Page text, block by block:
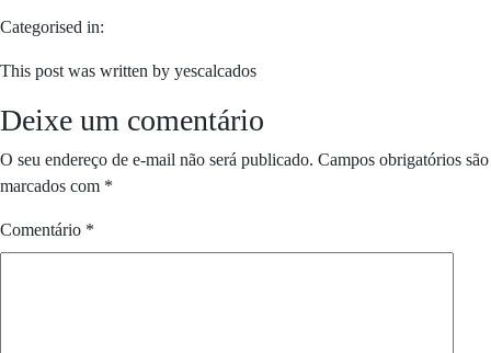
Categorised in:
This post was written by yescalcados
Deixe um comentário
O seu endereço de e-mail não será publicado. Campos obrigatórios são
marcados com *
Comentário *